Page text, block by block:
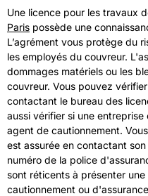
Une licence pour les travaux
Paris possède une
L’agrément vous protège du
les employés du couvreur.
dommages matériels ou les
couvreur. Vous pouvez
contactant le bureau des
aussi vérifier si une
agent de cautionnement.
est assurée en contactant
numéro de la police
sont réticents à présenter
cautionnement ou